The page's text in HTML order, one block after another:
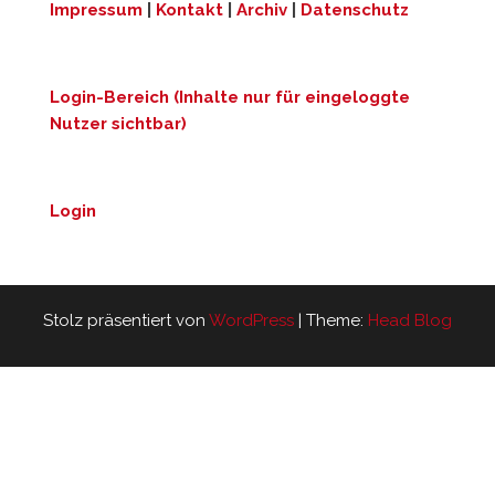
Impressum Kontakt Archiv Datenschutz
Login-Bereich (Inhalte nur für eingeloggte
Nutzer sichtbar)
Login
Stolz präsentiert von WordPress | Theme: Head Blog